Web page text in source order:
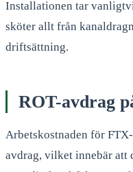
Installationen tar
sköter allt från
driftsättning.
ROT-avdrag
Arbetskostnaden för
avdrag, vilket innebär att